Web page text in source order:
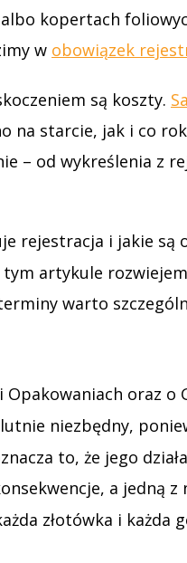
kopertach
w obowiązek
są koszty.
na starcie, jak i co
– od wykreślenia z
rejestracja i jakie są
artykule
warto
Opakowaniach oraz o
niezbędny,
to, że jego
a jedną z
złotówka i